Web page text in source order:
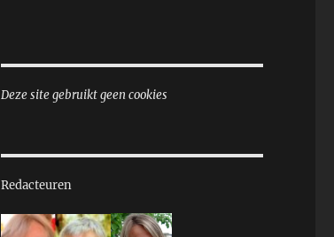
Deze site gebruikt geen cookies
Redacteuren